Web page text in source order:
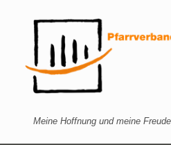
Meine Hoffnung und meine